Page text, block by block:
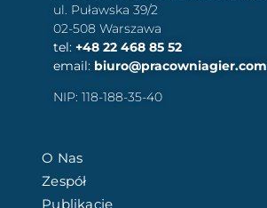
ul. Puławska 39/2
02-508 Warszawa
tel: +48 22 468 85 52
email: biuro@pracowniagier.com
NIP: 118-188-35-40
O Nas
Zespół
Publikacje